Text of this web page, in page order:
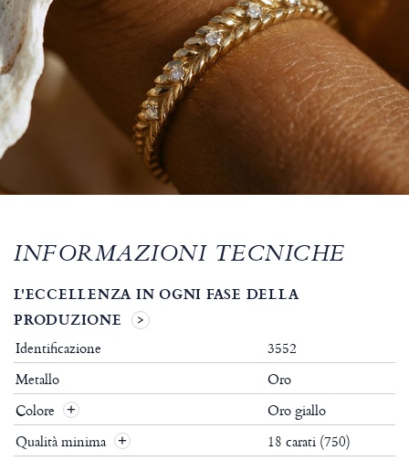
INFORMAZIONI TECNICHE
L'ECCELLENZA IN OGNI FASE DELLA
PRODUZIONE
Identificazione
3552
Metallo
Oro
Colore
Oro giallo
Qualità minima
18 carati (750)